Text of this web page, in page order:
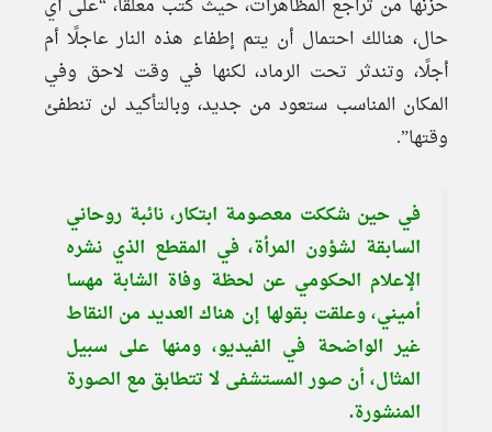
حزنها من تراجع المظاهرات، حيث كتب معلقًا، “على أي
حال، هنالك احتمال أن يتم إطفاء هذه النار عاجلًا أم
أجلًا، وتندثر تحت الرماد، لكنها في وقت لاحق وفي
المكان المناسب ستعود من جديد، وبالتأكيد لن تنطفئ
وقتها”.
في حين شككت معصومة ابتكار، نائبة روحاني
السابقة لشؤون المرأة، في المقطع الذي نشره
الإعلام الحكومي عن لحظة وفاة الشابة مهسا
أميني، وعلقت بقولها إن هناك العديد من النقاط
غير الواضحة في الفيديو، ومنها على سبيل
المثال، أن صور المستشفى لا تتطابق مع الصورة
المنشورة.